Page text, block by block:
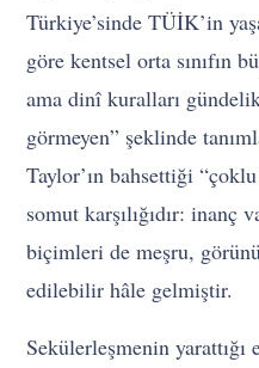
Türkiye’sinde TÜİK’in
göre kentsel orta sınıfın
ama dinî kuralları
görmeyen” şeklinde
Taylor’ın bahsettiği
somut karşılığıdır: inanç
biçimleri de meşru,
edilebilir hâle gelmiştir.
Sekülerleşmenin